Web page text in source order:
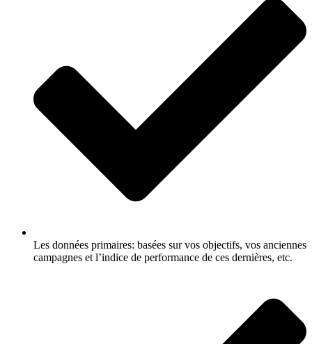
Les données primaires: basées sur vos objectifs, vos anciennes
campagnes et l’indice de performance de ces dernières, etc.